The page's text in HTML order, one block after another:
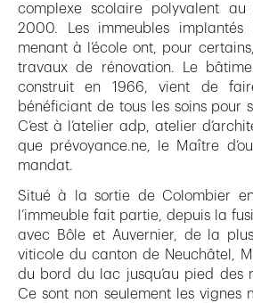
complexe scolaire polyvalent
2000. Les immeubles
menant à l’école ont, pour
travaux de rénovation. Le
construit en 1966, vient de
bénéficiant de tous les soins pour
C’est à l’atelier adp, atelier
que prévoyance.ne, le Maître
mandat.
Situé à la sortie de Colombier
l’immeuble fait partie, depuis la
avec Bôle et Auvernier, de la
viticole du canton de Neuchâtel,
du bord du lac jusqu’au pied des
Ce sont non seulement les vignes